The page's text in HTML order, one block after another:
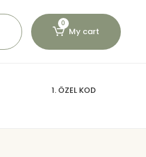
0
My cart
1. ÖZEL KOD